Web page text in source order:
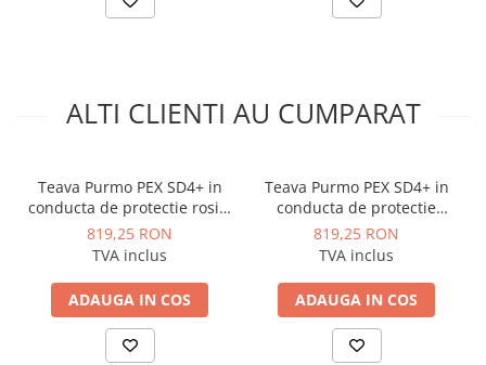
ALTI CLIENTI AU CUMPARAT
Teava Purmo PEX SD4+ in
conducta de protectie rosie,
16x2 mm, colac 100 m
819,25 RON
TVA inclus
ADAUGA IN COS
Teava Purmo PEX SD4+ in
conducta de protectie
albastra, 16x2 mm, colac
100 m
819,25 RON
TVA inclus
ADAUGA IN COS